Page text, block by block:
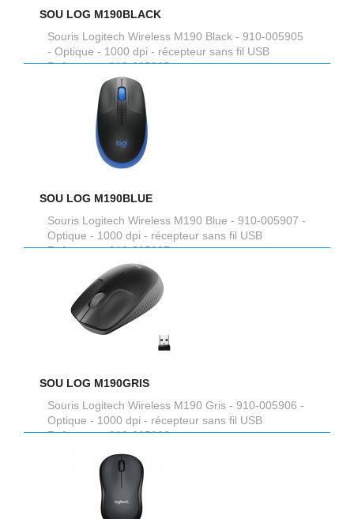
SOU LOG M190BLACK
Souris Logitech Wireless M190 Black - 910-005905
- Optique - 1000 dpi - récepteur sans fil USB
Reference :910-005905
SOU LOG M190BLUE
Souris Logitech Wireless M190 Blue - 910-005907 -
Optique - 1000 dpi - récepteur sans fil USB
Reference :910-005907
SOU LOG M190GRIS
Souris Logitech Wireless M190 Gris - 910-005906 -
Optique - 1000 dpi - récepteur sans fil USB
Reference :910-005906